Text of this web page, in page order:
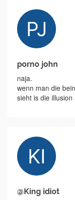
porno john
naja.
wenn man die
sieht is die
@King idiot